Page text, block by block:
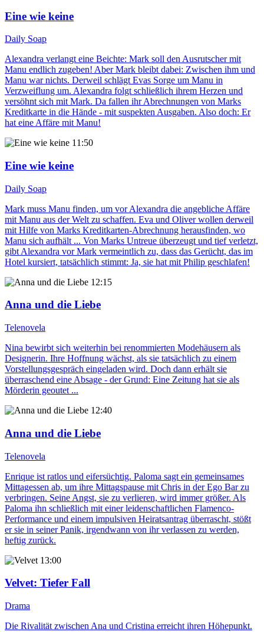
Eine wie keine
Daily Soap
Alexandra verlangt eine Beichte: Mark soll den Ausrutscher mit
Manu endlich zugeben! Aber Mark bleibt dabei: Zwischen ihm und
Manu war nichts. Derweil schlägt Evas Sorge um Manu in
Verzweiflung um. Alexandra folgt schließlich ihrem Herzen und
versöhnt sich mit Mark. Da fallen ihr Abrechnungen von Marks
Kreditkarte in die Hände - mit suspekten Ausgaben. Also doch: Er
hat eine Affäre mit Manu!
11:50
Eine wie keine
Daily Soap
Mark muss Manu finden, um vor Alexandra die angebliche Affäre
mit Manu aus der Welt zu schaffen. Eva und Oliver wollen derweil
mit Hilfe von Marks Kreditkarten-Abrechnung herausfinden, wo
Manu sich aufhält ... Von Marks Untreue überzeugt und tief verletzt,
gibt Alexandra vor Mark vermeintlich zu, dass das Gerücht, das im
Hotel kursiert, tatsächlich stimmt: Ja, sie hat mit Philip geschlafen!
12:15
Anna und die Liebe
Telenovela
Nina bewirbt sich weiterhin bei renommierten Modehäusern als
Designerin. Ihre Hoffnung wächst, als sie tatsächlich zu einem
Vorstellungsgespräch eingeladen wird. Doch dann erhält sie
überraschend eine Absage - der Grund: Eine Zeitung hat sie als
Mörderin geoutet ...
12:40
Anna und die Liebe
Telenovela
Enrique ist ratlos und eifersüchtig. Paloma sagt ein gemeinsames
Mittagessen ab, um ihre Mittagspause mit Chris in der Ego Bar zu
verbringen. Seine Angst, sie zu verlieren, wird immer größer. Als
Paloma ihn schließlich mit einer leidenschaftlichen Flamenco-
Performance und einem impulsiven Heiratsantrag überrascht, stößt
er sie in seiner Panik, irgendwann von ihr verlassen zu werden,
heftig zurück.
13:00
Velvet: Tiefer Fall
Drama
Die Rivalität zwischen Ana und Cristina erreicht ihren Höhepunkt.